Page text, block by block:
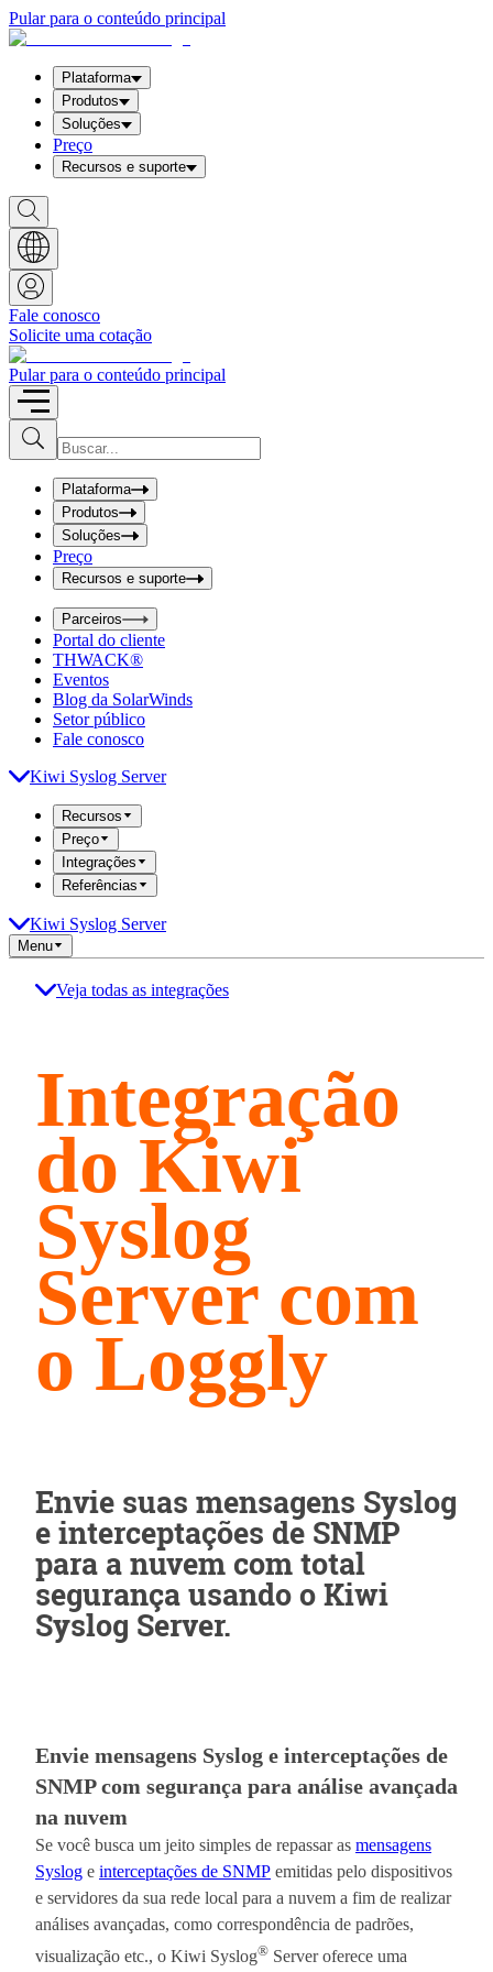
Pular para o conteúdo principal
Plataforma
Produtos
Soluções
Preço
Recursos e suporte
S
h
o
w
S
e
a
r
c
h
b
o
x
Fale conosco
Solicite uma cotação
Pular para o conteúdo principal
S
u
b
I
n
u
t
S
e
a
r
c
h
b
o
x
Plataforma
Produtos
Soluções
Preço
Recursos e suporte
Parceiros
Portal do cliente
THWACK®
Eventos
Blog da SolarWinds
Setor público
Fale conosco
Kiwi Syslog Server
Recursos
Preço
Integrações
Referências
Kiwi Syslog Server
Menu
Veja todas as integrações
Integração
do Kiwi
Syslog
Server com
o Loggly
Envie suas mensagens Syslog
e interceptações de SNMP
para a nuvem com total
segurança usando o Kiwi
Syslog Server.
Envie mensagens Syslog e interceptações de
SNMP com segurança para análise avançada
na nuvem
Se você busca um jeito simples de repassar as mensagens
Syslog e interceptações de SNMP emitidas pelo dispositivos
e servidores da sua rede local para a nuvem a fim de realizar
análises avançadas, como correspondência de padrões,
visualização etc., o Kiwi Syslog® Server oferece uma